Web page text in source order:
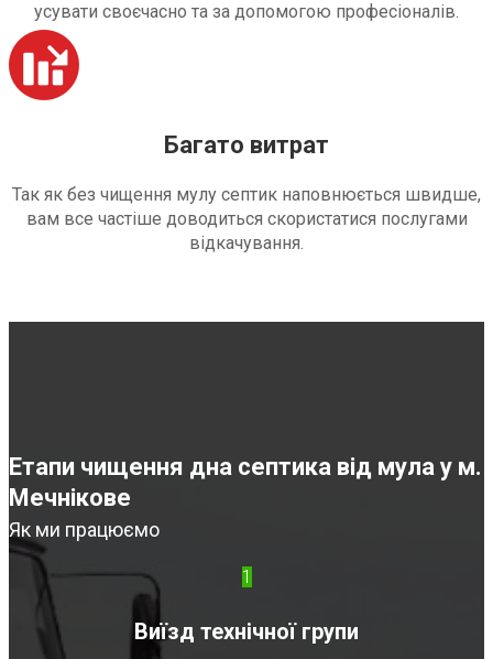
усувати своєчасно та за допомогою професіоналів.
Багато витрат
Так як без чищення мулу септик наповнюється швидше,
вам все частіше доводиться скористатися послугами
відкачування.
Етапи чищення дна септика від мула у м.
Мечнікове
Як ми працюємо
1
Виїзд технічної групи